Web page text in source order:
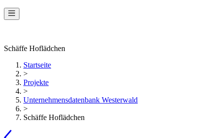
Schäffe Hoflädchen
Startseite
>
Projekte
>
Unternehmensdatenbank Westerwald
>
Schäffe Hoflädchen